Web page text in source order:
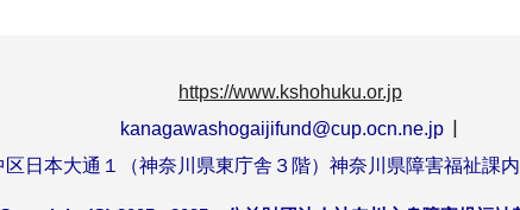
https://www.kshohuku.or.jp
kanagawashogaijifund@cup.ocn.ne.jp|
日本大通１（神奈川県東庁舎３階）神奈川県障害福祉課内